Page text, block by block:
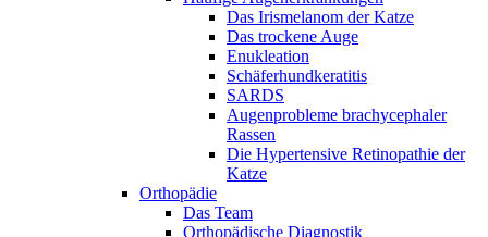
Das Irismelanom der Katze
Das trockene Auge
Enukleation
Schäferhundkeratitis
SARDS
Augenprobleme brachycephaler
Rassen
Die Hypertensive Retinopathie der
Katze
Orthopädie
Das Team
Orthopädische Diagnostik